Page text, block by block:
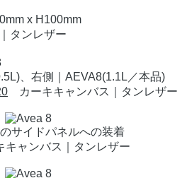
x H100mm
タンレザー
、右側｜AEVA8(1.1L／本品)
カーキキャンバス｜タンレザー
サイドパネルへの装着
ャンバス｜タンレザー